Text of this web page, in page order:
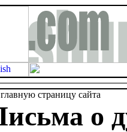
страницу сайта
о